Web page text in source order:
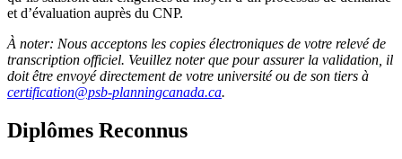
et d’évaluation auprès du CNP.
À noter: Nous acceptons les copies électroniques de votre relevé de
transcription officiel. Veuillez noter que pour assurer la validation, il
doit être envoyé directement de votre université ou de son tiers à
certification@psb-planningcanada.ca.
Diplômes Reconnus